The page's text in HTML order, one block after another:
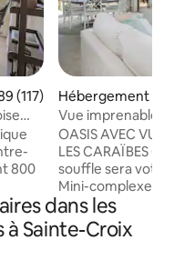
moyenne sur la
(117)
800
de
Hébergement ⋅
Vue imprenable
tropicale de luxe
OASIS AVEC VUE
LES CARAÏBES
souffle sera votre
Mini-complexe
aménagé avec
design haut de
appréciez. Que vous vous étendiez au
dans les
Sainte-Croix